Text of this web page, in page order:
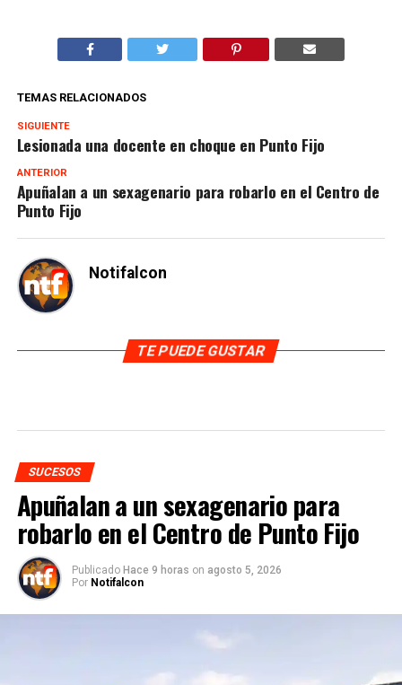
TEMAS RELACIONADOS
SIGUIENTE
Lesionada una docente en choque en Punto Fijo
ANTERIOR
Apuñalan a un sexagenario para robarlo en el Centro de
Punto Fijo
Notifalcon
TE PUEDE GUSTAR
SUCESOS
Apuñalan a un sexagenario para
robarlo en el Centro de Punto Fijo
Publicado Hace 9 horas on agosto 5, 2026
Por Notifalcon